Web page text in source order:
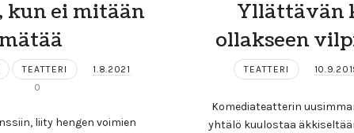
kun ei mitään
mätää
TEATTERI
1.8.2021
0
liity hengen voimien
Yllättävän
ollakseen
TEATTERI
Komediateatterin
yhtälö kuulostaa